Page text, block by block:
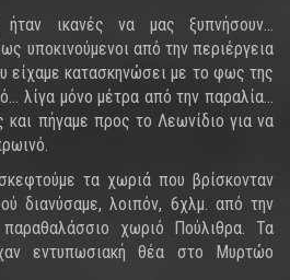
ικανές να μας ξυπνήσουν…
υποκινούμενοι από την περιέργεια
είχαμε κατασκηνώσει με το φως της
λίγα μόνο μέτρα από την παραλία…
πήγαμε προς το Λεωνίδιο για να
τα χωριά που βρίσκονταν
διανύσαμε, λοιπόν, 6χλμ. από την
χωριό Πούλιθρα. Τα
εντυπωσιακή θέα στο Μυρτώο